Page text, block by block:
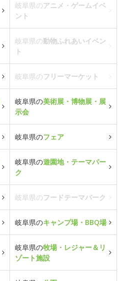
岐阜県のアニメ・ゲームイベ
ント
岐阜県の動物ふれあいイベン
ト
岐阜県のフリーマーケット
岐阜県の美術展・博物展・展
示会
岐阜県のフェア
岐阜県の遊園地・テーマパー
ク
岐阜県のフードテーマパーク
岐阜県のキャンプ場・BBQ場
岐阜県の牧場・レジャー＆リ
ゾート施設